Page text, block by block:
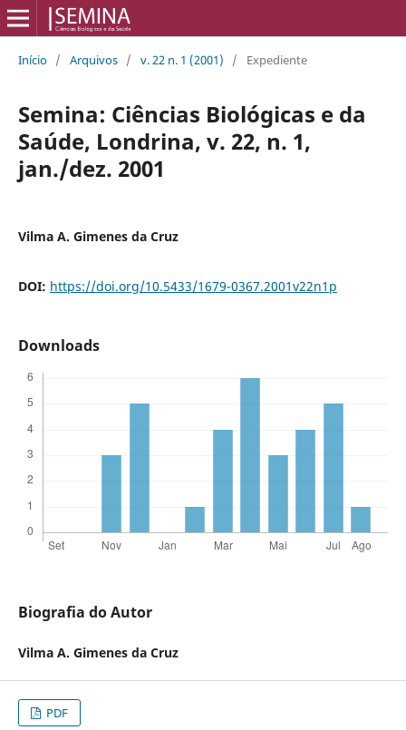
Início / Arquivos / v. 22 n. 1 (2001) / Expediente
Semina: Ciências Biológicas e da
Saúde, Londrina, v. 22, n. 1,
jan./dez. 2001
Vilma A. Gimenes da Cruz
DOI: https://doi.org/10.5433/1679-0367.2001v22n1p
Downloads
Biografia do Autor
Vilma A. Gimenes da Cruz
PDF